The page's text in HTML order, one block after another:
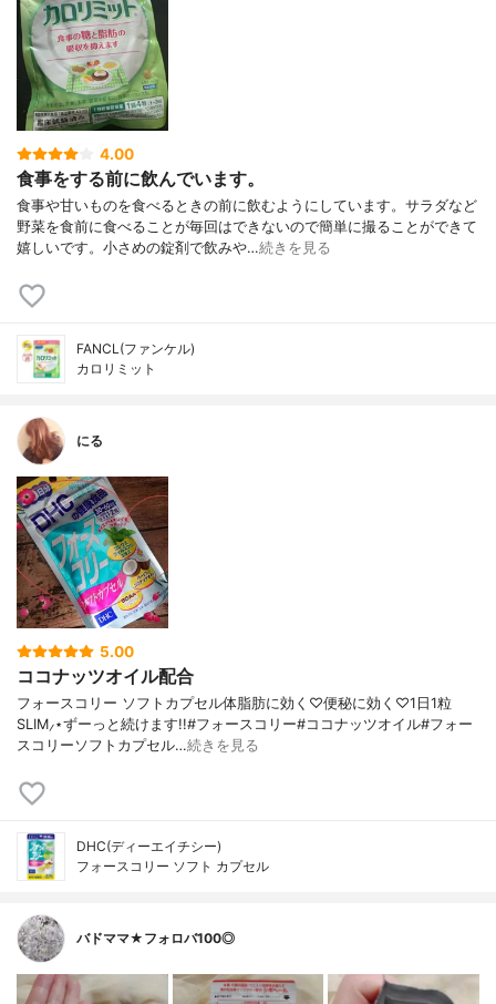
4.00
食事をする前に飲んでいます。
食事や甘いものを食べるときの前に飲むようにしています。サラダなど
野菜を食前に食べることが毎回はできないので簡単に撮ることができて
嬉しいです。小さめの錠剤で飲みや…続きを見る
FANCL(ファンケル)
カロリミット
にる
5.00
ココナッツオイル配合
フォースコリー ソフトカプセル体脂肪に効く♡便秘に効く♡1日1粒
SLIM⸝⋆ずーっと続けます!!#フォースコリー#ココナッツオイル#フォー
スコリーソフトカプセル…続きを見る
DHC(ディーエイチシー)
フォースコリー ソフト カプセル
バドママ★フォロバ100◎